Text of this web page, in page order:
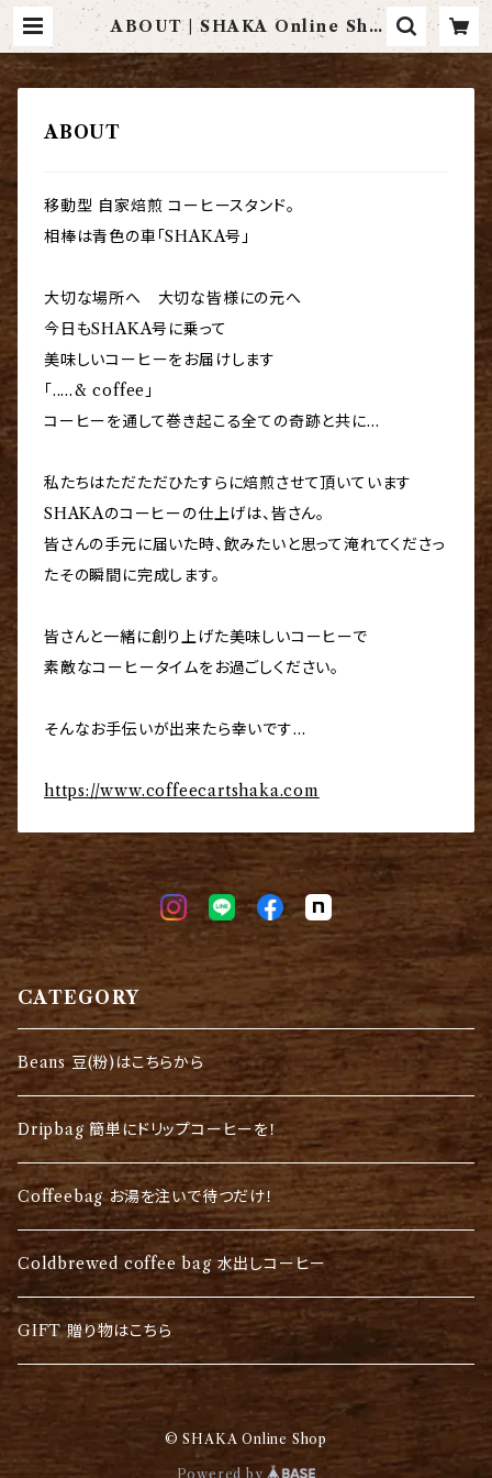
ABOUT | SHAKA Online Sho
p
ABOUT
移動型 自家焙煎 コーヒースタンド。
相棒は青色の車「SHAKA号」
大切な場所へ 大切な皆様にの元へ
​今日もSHAKA号に乗って
美味しいコーヒーをお届けします
「.....& coffee」
コーヒーを通して巻き起こる全ての奇跡と共に…
私たちはただただひたすらに焙煎させて頂いています
SHAKAのコーヒーの仕上げは、皆さん。
皆さんの手元に届いた時、飲みたいと思って淹れてくださっ
たその瞬間に完成します。
皆さんと一緒に創り上げた美味しいコーヒーで
素敵なコーヒータイムをお過ごしください。
そんなお手伝いが出来たら幸いです…
https://www.coffeecartshaka.com
CATEGORY
Beans 豆(粉)はこちらから
Dripbag 簡単にドリップコーヒーを！
Coffeebag お湯を注いで待つだけ！
Coldbrewed coffee bag 水出しコーヒー
GIFT 贈り物はこちら
© SHAKA Online Shop
Powered by